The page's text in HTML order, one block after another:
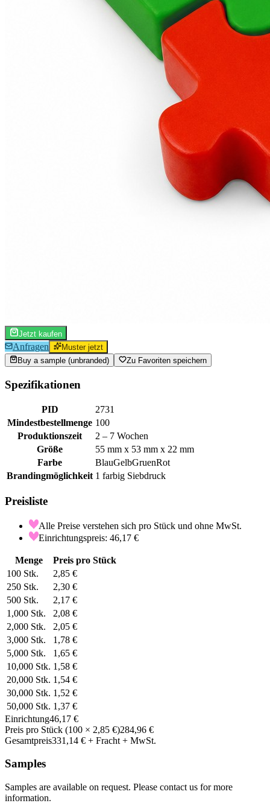
Jetzt kaufen
Anfragen
Muster jetzt
Buy a sample (unbranded)
Zu Favoriten speichern
Spezifikationen
PID
2731
Mindestbestellmenge 100
Produktionszeit
2 – 7 Wochen
Größe
55 mm x 53 mm x 22 mm
Farbe
BlauGelbGruenRot
Brandingmöglichkeit 1 farbig Siebdruck
Preisliste
Alle Preise verstehen sich pro Stück und ohne MwSt.
Einrichtungspreis: 46,17 €
Menge
Preis pro Stück
100 Stk.
2,85 €
250 Stk.
2,30 €
500 Stk.
2,17 €
1,000 Stk.
2,08 €
2,000 Stk.
2,05 €
3,000 Stk.
1,78 €
5,000 Stk.
1,65 €
10,000 Stk. 1,58 €
20,000 Stk. 1,54 €
30,000 Stk. 1,52 €
50,000 Stk. 1,37 €
Einrichtung46,17 €
Preis pro Stück (100 × 2,85 €)284,96 €
Gesamtpreis331,14 € + Fracht + MwSt.
Samples
Samples are available on request. Please contact us for more
information.